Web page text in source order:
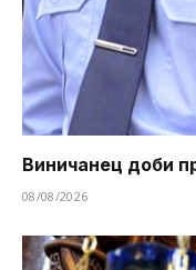
Виничанец доби
08/08/2026